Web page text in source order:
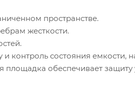
пространстве.
жесткости.
контроль состояния емкости,
обеспечивает